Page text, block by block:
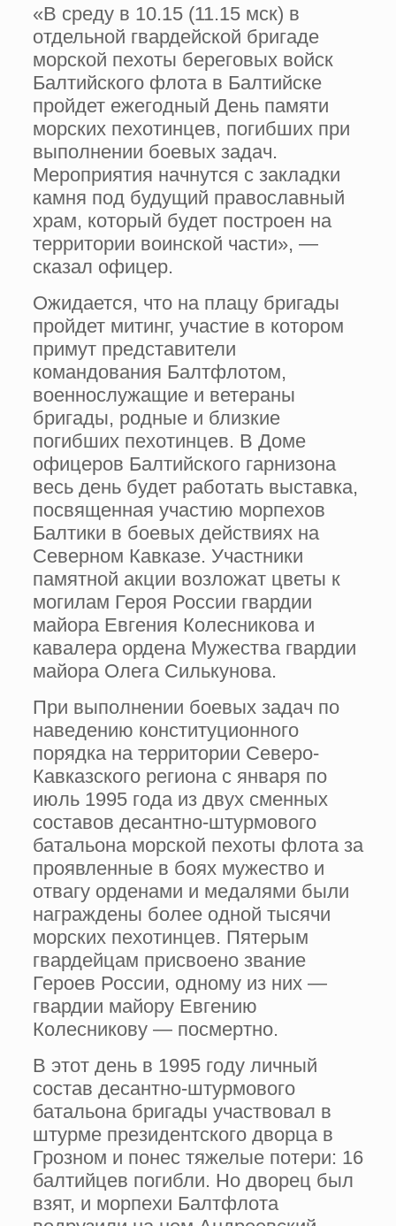
«В среду в 10.15 (11.15 мск) в
отдельной гвардейской бригаде
морской пехоты береговых войск
Балтийского флота в Балтийске
пройдет ежегодный День памяти
морских пехотинцев, погибших при
выполнении боевых задач.
Мероприятия начнутся с закладки
камня под будущий православный
храм, который будет построен на
территории воинской части», —
сказал офицер.
Ожидается, что на плацу бригады
пройдет митинг, участие в котором
примут представители
командования Балтфлотом,
военнослужащие и ветераны
бригады, родные и близкие
погибших пехотинцев. В Доме
офицеров Балтийского гарнизона
весь день будет работать выставка,
посвященная участию морпехов
Балтики в боевых действиях на
Северном Кавказе. Участники
памятной акции возложат цветы к
могилам Героя России гвардии
майора Евгения Колесникова и
кавалера ордена Мужества гвардии
майора Олега Силькунова.
При выполнении боевых задач по
наведению конституционного
порядка на территории Северо-
Кавказского региона с января по
июль 1995 года из двух сменных
составов десантно-штурмового
батальона морской пехоты флота за
проявленные в боях мужество и
отвагу орденами и медалями были
награждены более одной тысячи
морских пехотинцев. Пятерым
гвардейцам присвоено звание
Героев России, одному из них —
гвардии майору Евгению
Колесникову — посмертно.
В этот день в 1995 году личный
состав десантно-штурмового
батальона бригады участвовал в
штурме президентского дворца в
Грозном и понес тяжелые потери: 16
балтийцев погибли. Но дворец был
взят, и морпехи Балтфлота